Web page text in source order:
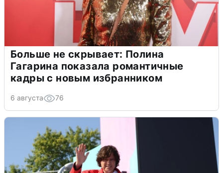
Больше не скрывает: Полина
Гагарина показала романтичные
кадры с новым избранником
6 августа 76